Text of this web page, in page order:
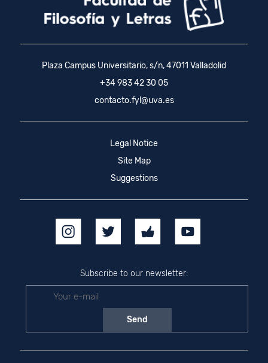
Plaza Campus Universitario, s/n, 47011 Valladolid
+34 983 42 30 05
contacto.fyl@uva.es
Legal Notice
Site Map
Suggestions
Subscribe to our newsletter: